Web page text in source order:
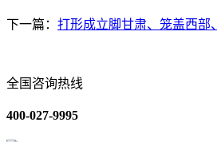
下一篇： 打形成立脚甘肃、笼盖西部
全国咨询热线
400-027-9995